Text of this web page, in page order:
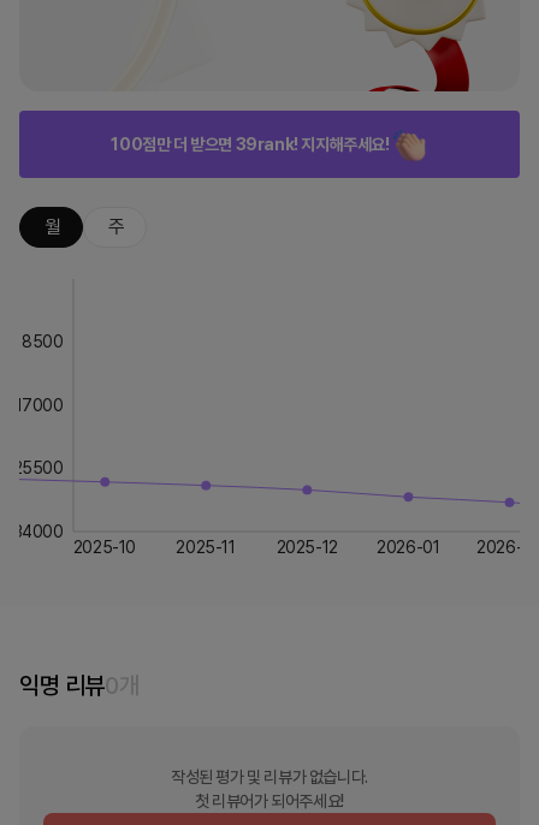
100점만 더 받으면 39rank! 지지해주세요!
월 주
2025-10 2025-11 2025-12 2026-01 2026-
8500
17000
25500
34000
익명 리뷰0개
작성된 평가 및 리뷰가 없습니다.
첫 리뷰어가 되어주세요!